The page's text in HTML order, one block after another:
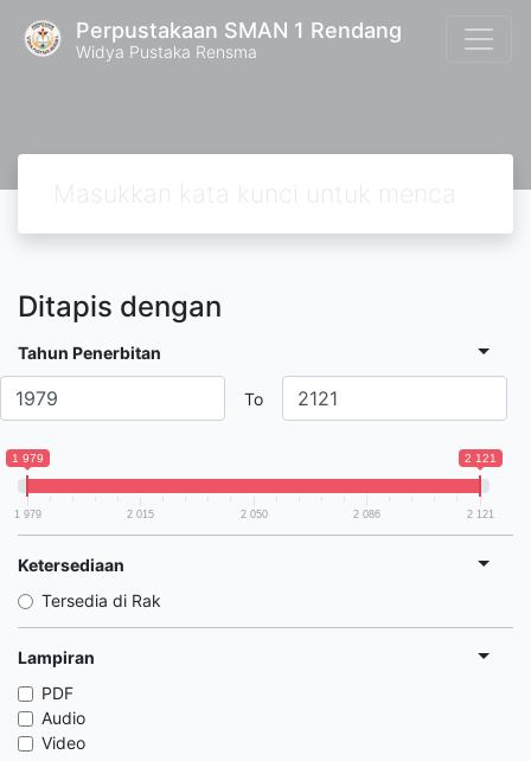
Perpustakaan SMAN 1 Rendang
Widya Pustaka Rensma
Ditapis dengan
Tahun Penerbitan
To
1 979 2 121
1 979 2 015 2 050 2 086 2 121
Ketersediaan
Tersedia di Rak
Lampiran
PDF
Audio
Video